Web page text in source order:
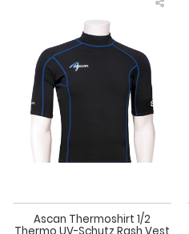
Ascan Thermoshirt 1/2